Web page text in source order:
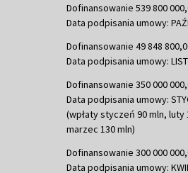
Dofinansowanie 539 800
Data podpisania umowy:
Dofinansowanie 49 848
Data podpisania umowy:
Dofinansowanie 350 000
Data podpisania umowy:
(wpłaty styczeń 90 mln, luty
marzec 130 mln)
Dofinansowanie 300 000
Data podpisania umowy: